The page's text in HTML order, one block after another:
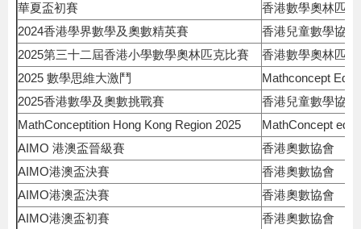
華夏盃初賽
香港數學奧林匹
2024香港學界數學及奧數精英賽
香港兒童數學協會
2025第三十二屆香港小學數學奧林匹克比賽
香港數學奧林匹
2025 數學思維大激鬥
Mathconcept
2025香港數學及奧數挑戰賽
香港兒童數學協會
MathConceptition Hong Kong Region 2025
MathConcept
AIMO 港澳盃晉級賽
香港奧數協會
AIMO港澳盃決賽
香港奧數協會
AIMO港澳盃決賽
香港奧數協會
AIMO港澳盃初賽
香港奧數協會